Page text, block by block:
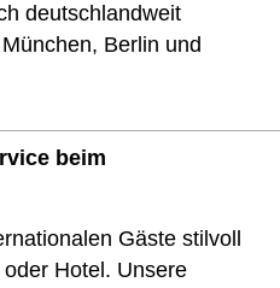
deutschlandweit
Berlin und
beim
Gäste stilvoll
Hotel. Unsere